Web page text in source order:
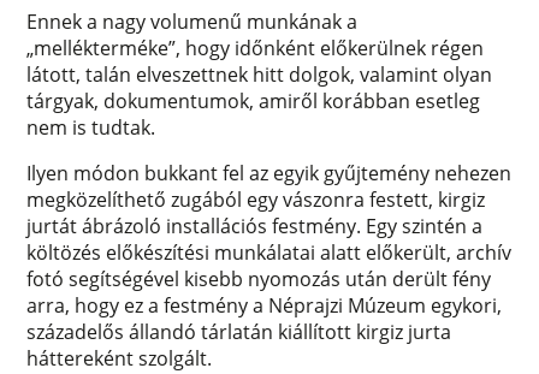
Ennek a nagy volumenű munkának a
„mellékterméke”, hogy időnként előkerülnek régen
látott, talán elveszettnek hitt dolgok, valamint olyan
tárgyak, dokumentumok, amiről korábban esetleg
nem is tudtak.
Ilyen módon bukkant fel az egyik gyűjtemény nehezen
megközelíthető zugából egy vászonra festett, kirgiz
jurtát ábrázoló installációs festmény. Egy szintén a
költözés előkészítési munkálatai alatt előkerült, archív
fotó segítségével kisebb nyomozás után derült fény
arra, hogy ez a festmény a Néprajzi Múzeum egykori,
századelős állandó tárlatán kiállított kirgiz jurta
háttereként szolgált.